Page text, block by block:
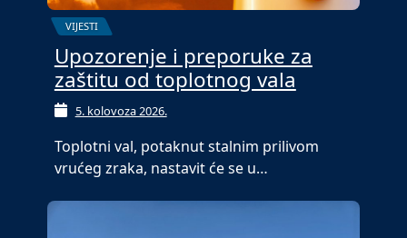
VIJESTI
Upozorenje i preporuke za
zaštitu od toplotnog vala
5. kolovoza 2026.
Toplotni val, potaknut stalnim prilivom
vrućeg zraka, nastavit će se u…